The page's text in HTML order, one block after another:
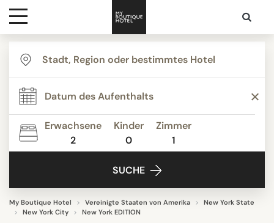
Ziele
Hotelarten
Kontakt
Erwachsene
2
Kinder
0
Zimmer
1
SUCHE
My Boutique Hotel Vereinigte Staaten von Amerika
New York State
New York City
New York EDITION